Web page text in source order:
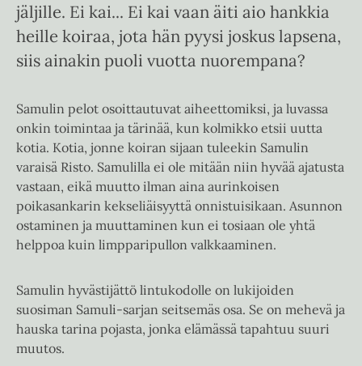
jäljille. Ei kai... Ei kai vaan äiti aio hankkia
heille koiraa, jota hän pyysi joskus lapsena,
siis ainakin puoli vuotta nuorempana?
Samulin pelot osoittautuvat aiheettomiksi, ja luvassa
onkin toimintaa ja tärinää, kun kolmikko etsii uutta
kotia. Kotia, jonne koiran sijaan tuleekin Samulin
varaisä Risto. Samulilla ei ole mitään niin hyvää ajatusta
vastaan, eikä muutto ilman aina aurinkoisen
poikasankarin kekseliäisyyttä onnistuisikaan. Asunnon
ostaminen ja muuttaminen kun ei tosiaan ole yhtä
helppoa kuin limpparipullon valkkaaminen.
Samulin hyvästijättö lintukodolle on lukijoiden
suosiman Samuli-sarjan seitsemäs osa. Se on mehevä ja
hauska tarina pojasta, jonka elämässä tapahtuu suuri
muutos.